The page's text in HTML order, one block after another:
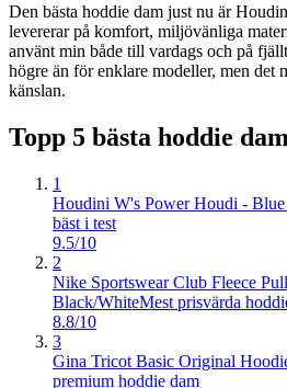
Den bästa hoddie dam just nu är
levererar på komfort, miljövänliga
använt min både till vardags och på
högre än för enklare modeller, men det
känslan.
Topp 5 bästa hoddie dam
1
Houdini W's Power Houdi -
bäst i test
9.5/10
2
Nike Sportswear Club Fleece
Black/WhiteMest prisvärda
8.8/10
3
Gina Tricot Basic Original
premium hoddie dam